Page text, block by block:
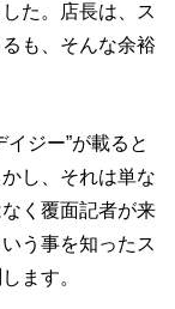
た。店長は、ス
も、そんな余裕
ジー”が載ると
し、それは単な
く覆面記者が来
う事を知ったス
ます。